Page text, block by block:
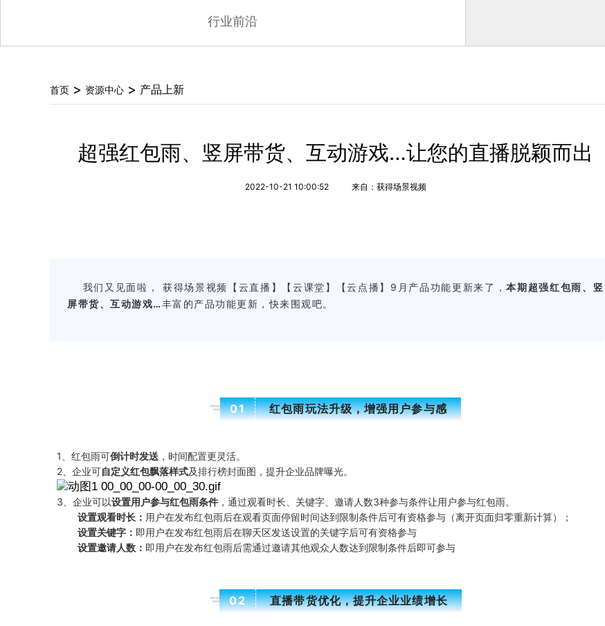
行业前沿
首页 > 资源中心 > 产品上新
超强红包雨、竖屏带货、互动游戏…让您的直播脱颖而出
2022-10-21 10:00:52 来自：获得场景视频
我们又见面啦， 获得场景视频【云直播】【云课堂】【云点播】9月产品功能更新来了，本期超强红包雨、竖
屏带货、互动游戏…丰富的产品功能更新，快来围观吧。
01 红包雨玩法升级，增强用户参与感
1、红包雨可倒计时发送 ，时间配置更灵活。
2、企业可自定义红包飘落样式及排行榜封面图，提升企业品牌曝光。
3、企业可以设置用户参与红包雨条件 ，通过观看时长、关键字、邀请人数3种参与条件让用户参与红包雨。
设置观看时长： 用户在发布红包雨后在观看页面停留时间达到限制条件后可有资格参与（离开页面归零重新计算）；
设置关键字： 即用户在发布红包雨后在聊天区发送设置的关键字后可有资格参与
设置邀请人数： 即用户在发布红包雨后需通过邀请其他观众人数达到限制条件后即可参与
02 直播带货优化，提升企业业绩增长